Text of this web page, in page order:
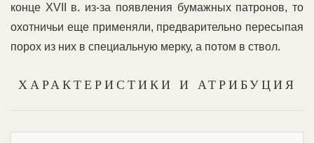
конце XVII в. из-за появления бумажных патронов, то
охотничьи еще применяли, предварительно пересыпая
порох из них в специальную мерку, а потом в ствол.
ХАРАКТЕРИСТИКИ И АТРИБУЦИЯ